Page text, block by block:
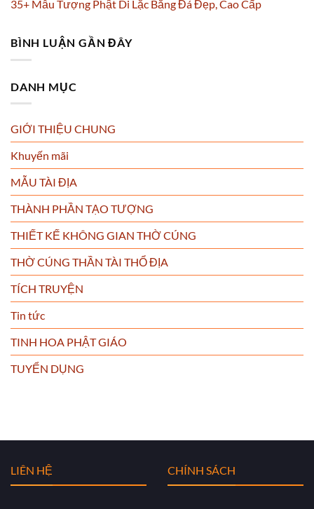
35+ Mẫu Tượng Phật Di Lặc Bằng Đá Đẹp, Cao Cấp
BÌNH LUẬN GẦN ĐÂY
DANH MỤC
GIỚI THIỆU CHUNG
Khuyến mãi
MẪU TÀI ĐỊA
THÀNH PHẦN TẠO TƯỢNG
THIẾT KẾ KHÔNG GIAN THỜ CÚNG
THỜ CÚNG THẦN TÀI THỔ ĐỊA
TÍCH TRUYỆN
Tin tức
TINH HOA PHẬT GIÁO
TUYỂN DỤNG
LIÊN HỆ CHÍNH SÁCH